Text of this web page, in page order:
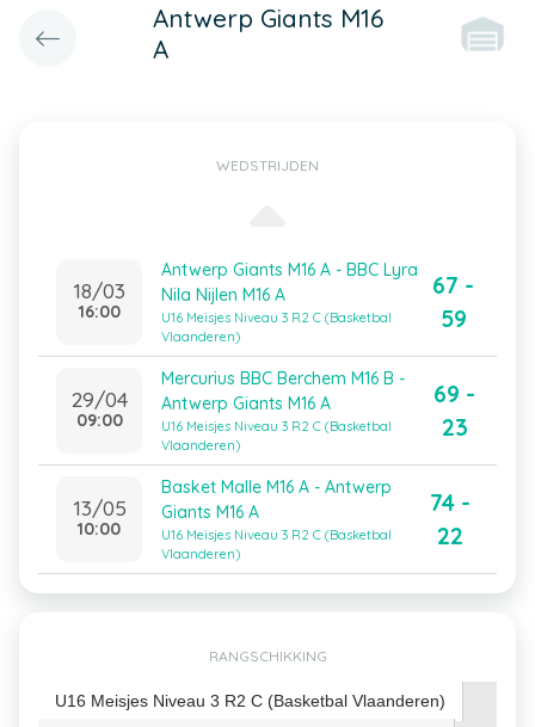
Antwerp Giants M16
A
WEDSTRIJDEN
18/03
16:00
Antwerp Giants M16 A - BBC Lyra
Nila Nijlen M16 A
U16 Meisjes Niveau 3 R2 C (Basketbal
Vlaanderen)
67 -
59
29/04
09:00
Mercurius BBC Berchem M16 B -
Antwerp Giants M16 A
U16 Meisjes Niveau 3 R2 C (Basketbal
Vlaanderen)
69 -
23
13/05
10:00
Basket Malle M16 A - Antwerp
Giants M16 A
U16 Meisjes Niveau 3 R2 C (Basketbal
Vlaanderen)
74 -
22
RANGSCHIKKING
U16 Meisjes Niveau 3 R2 C (Basketbal Vlaanderen)